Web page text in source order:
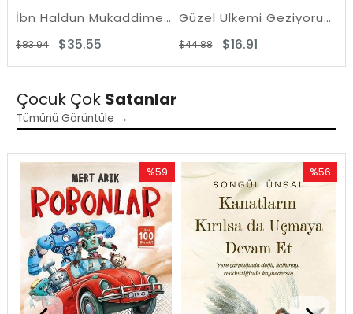
İbn Haldun Mukaddime Seti - 2 Kitap Takım - Kutulu
$35.55
$83.94
Güzel Ülkemi Geziyorum - 10 Kitap Takım
$16.91
$44.88
Çocuk Çok Satanlar
Tümünü Görüntüle →
%59
İndirim
%59İndirim
%56
İndirim